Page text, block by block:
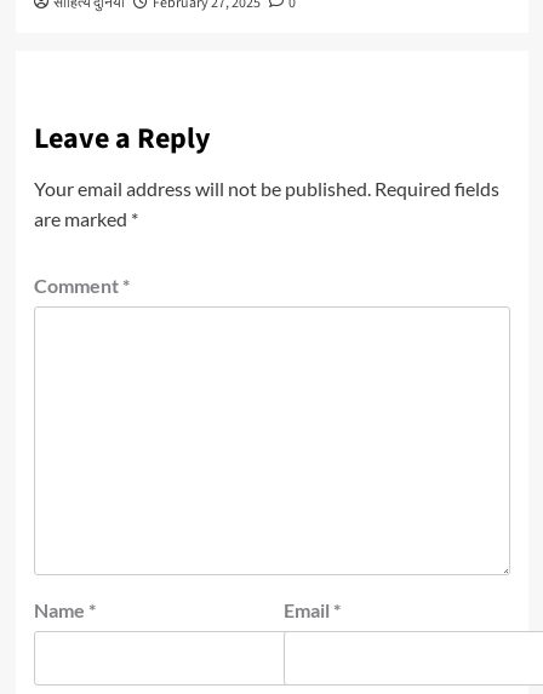
Leave a Reply
Your email address will not be published. Required fields
are marked *
Comment *
Name * Email *